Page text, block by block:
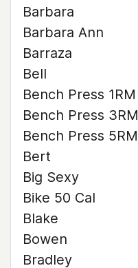
Barbara
Barbara Ann
Barraza
Bell
Bench Press 1RM
Bench Press 3RM
Bench Press 5RM
Bert
Big Sexy
Bike 50 Cal
Blake
Bowen
Bradley